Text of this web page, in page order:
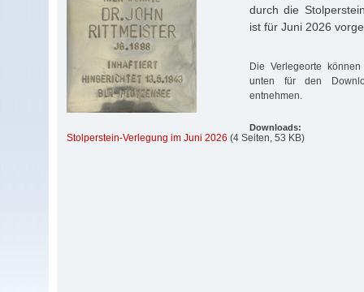
durch die
ist für Juni 2026
Die Verlegeorte
unten für den
entnehmen.
Downloads:
Stolperstein-Verlegung im Juni 2026 (4 Seiten, 53 KB)